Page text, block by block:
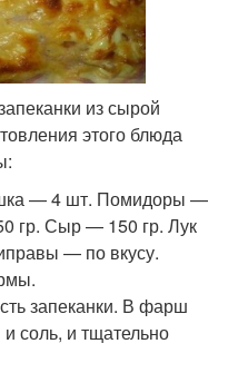
из сырой
этого блюда
— 4 шт. Помидоры —
гр. Сыр — 150 гр. Лук
— по вкусу.
запеканки. В фарш
соль, и тщательно